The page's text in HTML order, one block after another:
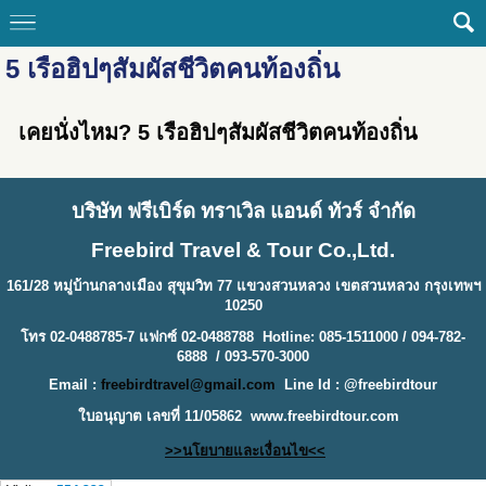
5 เรือฮิปๆสัมผัสชีวิตคนท้องถิ่น
เคยนั่งไหม? 5 เรือฮิปๆสัมผัสชีวิตคนท้องถิ่น
บริษัท ฟรีเบิร์ด ทราเวิล แอนด์ ทัวร์ จำกัด
Freebird Travel & Tour Co.,Ltd.
161/28 หมู่บ้านกลางเมือง สุขุมวิท 77 แขวงสวนหลวง เขตสวนหลวง กรุงเทพฯ
10250
โทร 02-0488785-7 แฟกซ์ 02-0488788 Hotline: 085-1511000 / 094-782-
6888 / 093-570-3000
Email : freebirdtravel@gmail.com
Line Id : @freebirdtour
ใบอนุญาต เลขที่ 11/05862 www.freebirdtour.com
>>นโยบายและเงื่อนไข<<